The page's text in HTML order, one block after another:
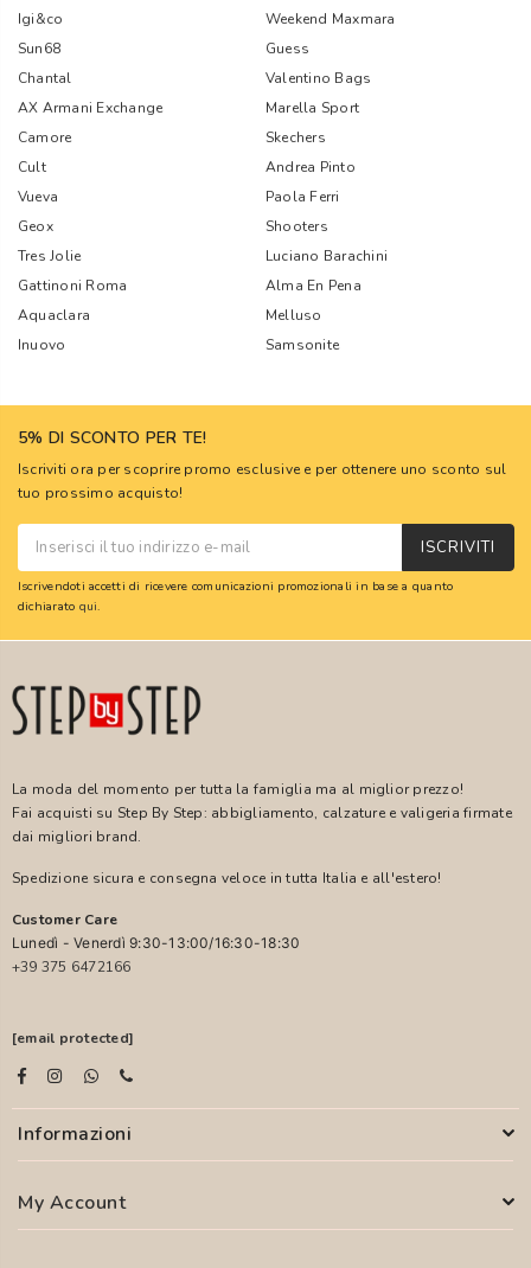
Igi&co
Weekend Maxmara
Sun68
Guess
Chantal
Valentino Bags
AX Armani Exchange
Marella Sport
Camore
Skechers
Cult
Andrea Pinto
Vueva
Paola Ferri
Geox
Shooters
Tres Jolie
Luciano Barachini
Gattinoni Roma
Alma En Pena
Aquaclara
Melluso
Inuovo
Samsonite
5% DI SCONTO PER TE!
Iscriviti ora per scoprire promo esclusive e per ottenere uno sconto sul
tuo prossimo acquisto!
ISCRIVITI
Iscrivendoti accetti di ricevere comunicazioni promozionali in base a quanto
dichiarato qui.
La moda del momento per tutta la famiglia ma al miglior prezzo!
Fai acquisti su Step By Step: abbigliamento, calzature e valigeria firmate
dai migliori brand.
Spedizione sicura e consegna veloce in tutta Italia e all'estero!
Customer Care
Lunedì - Venerdì 9:30-13:00/16:30-18:30
+39 375 6472166
[email protected]
Informazioni
My Account